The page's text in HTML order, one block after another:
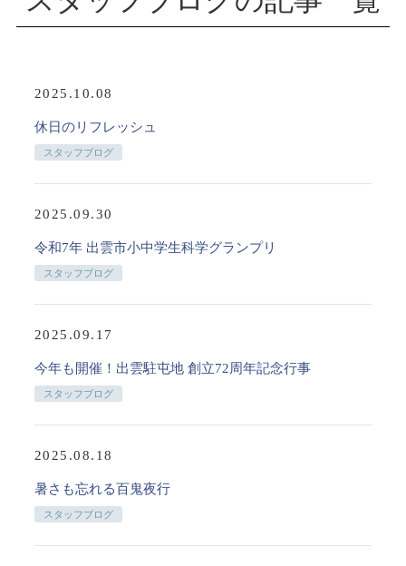
2025.10.08
休日のリフレッシュ
スタッフブログ
2025.09.30
令和7年 出雲市小中学生科学グランプリ
スタッフブログ
2025.09.17
今年も開催！出雲駐屯地 創立72周年記念行事
スタッフブログ
2025.08.18
暑さも忘れる百鬼夜行
スタッフブログ